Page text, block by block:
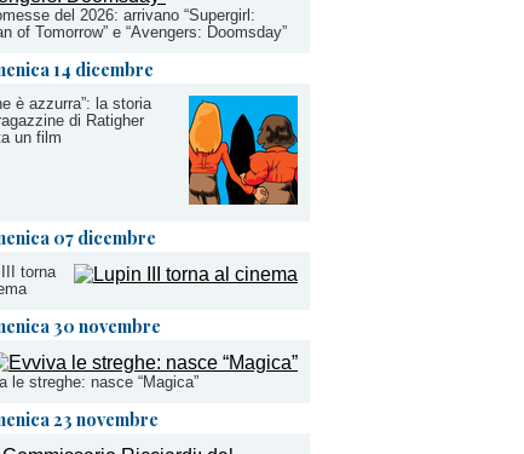
del 2026: arrivano “Supergirl:
of Tomorrow” e “Avengers: Doomsday”
14 dicembre
è azzurra”: la storia
di Ratigher
un film
07 dicembre
torna
30 novembre
le streghe: nasce “Magica”
23 novembre